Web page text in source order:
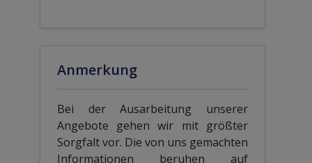
Anmerkung
Bei der Ausarbeitung unserer
Angebote gehen wir mit größter
Sorgfalt vor. Die von uns gemachten
Informationen beruhen auf